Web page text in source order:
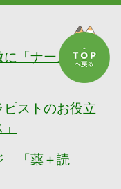
「ナースぷら
ピストのお役立
「薬＋読」